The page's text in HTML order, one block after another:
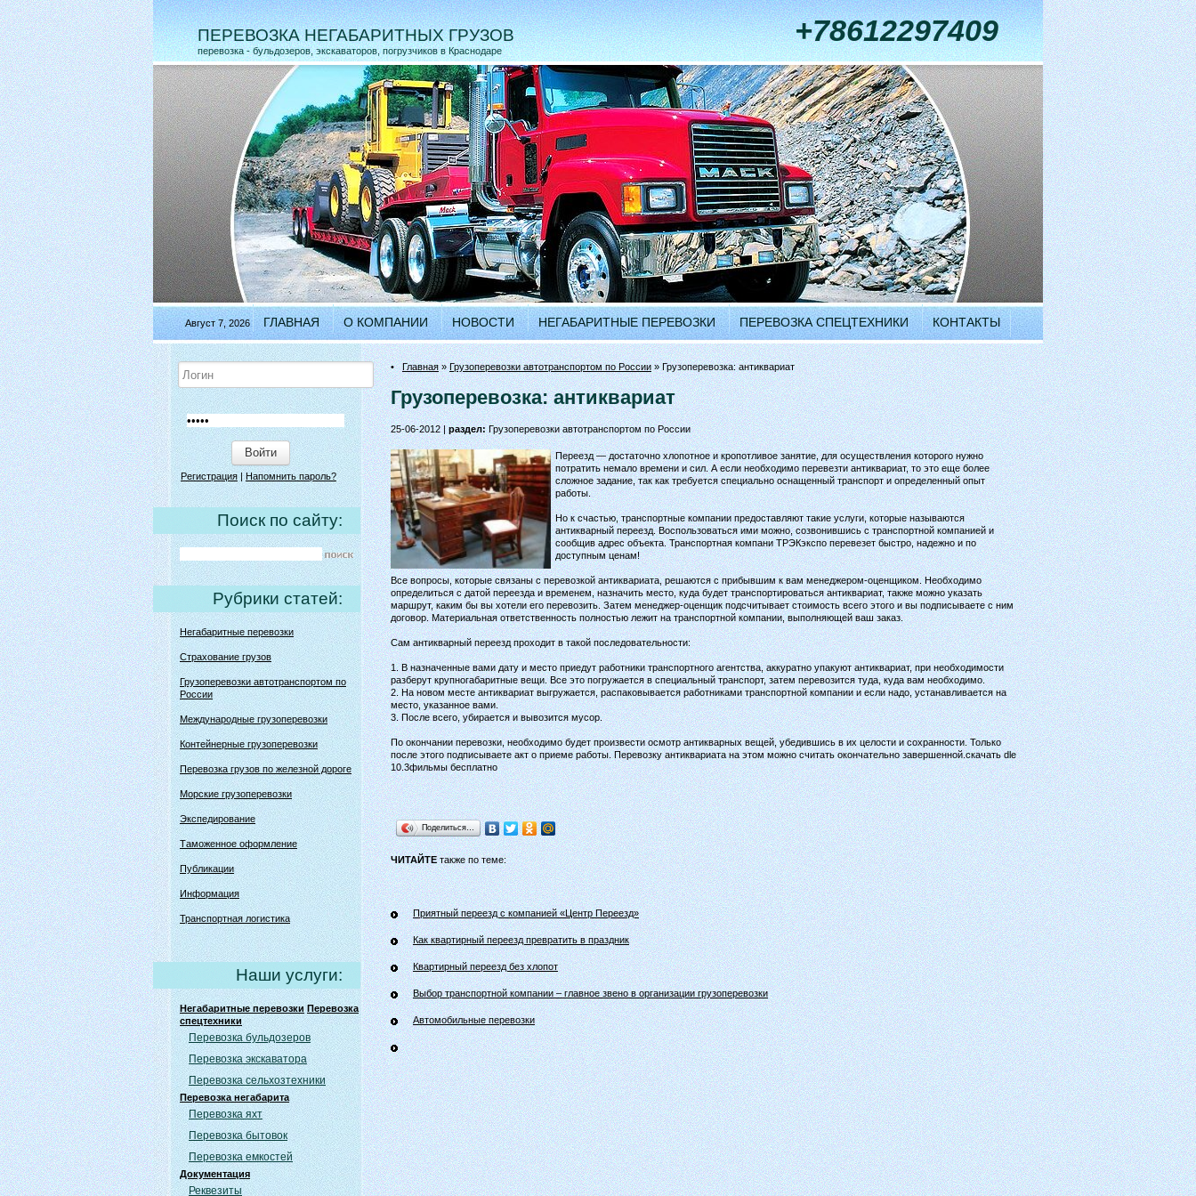
+78612297409
ПЕРЕВОЗКА НЕГАБАРИТНЫХ ГРУЗОВ
перевозка - бульдозеров, экскаваторов, погрузчиков в Краснодаре
Август 7, 2026 ГЛАВНАЯ О КОМПАНИИ НОВОСТИ НЕГАБАРИТНЫЕ ПЕРЕВОЗКИ ПЕРЕВОЗКА СПЕЦТЕХНИКИ КОНТАКТЫ
Войти
Регистрация|Напомнить пароль?
Поиск по сайту:
Рубрики статей:
Негабаритные перевозки
Страхование грузов
Грузоперевозки автотранспортом по
России
Международные грузоперевозки
Контейнерные грузоперевозки
Перевозка грузов по железной дороге
Морские грузоперевозки
Экспедирование
Таможенное оформление
Публикации
Информация
Транспортная логистика
Наши услуги:
Негабаритные перевозки Перевозка
спецтехники
Перевозка бульдозеров
Перевозка экскаватора
Перевозка сельхозтехники
Перевозка негабарита
Перевозка яхт
Перевозка бытовок
Перевозка емкостей
Документация
Реквезиты
•Главная»Грузоперевозки автотранспортом по России» Грузоперевозка: антиквариат
Грузоперевозка: антиквариат
25-06-2012 |раздел:Грузоперевозки автотранспортом по России
Переезд — достаточно хлопотное и кропотливое занятие, для осуществления которого нужно
потратить немало времени и сил. А если необходимо перевезти антиквариат, то это еще более
сложное задание, так как требуется специально оснащенный транспорт и определенный опыт
работы.
Но к счастью, транспортные компании предоставляют такие услуги, которые называются
антикварный переезд. Воспользоваться ими можно, созвонившись с транспортной компанией и
сообщив адрес объекта. Транспортная компани ТРЭКэкспо перевезет быстро, надежно и по
доступным ценам!
Все вопросы, которые связаны с перевозкой антиквариата, решаются с прибывшим к вам менеджером-оценщиком. Необходимо
определиться с датой переезда и временем, назначить место, куда будет транспортироваться антиквариат, также можно указать
маршрут, каким бы вы хотели его перевозить. Затем менеджер-оценщик подсчитывает стоимость всего этого и вы подписываете с ним
договор. Материальная ответственность полностью лежит на транспортной компании, выполняющей ваш заказ.
Сам антикварный переезд проходит в такой последовательности:
1. В назначенные вами дату и место приедут работники транспортного агентства, аккуратно упакуют антиквариат, при необходимости
разберут крупногабаритные вещи. Все это погружается в специальный транспорт, затем перевозится туда, куда вам необходимо.
2. На новом месте антиквариат выгружается, распаковывается работниками транспортной компании и если надо, устанавливается на
место, указанное вами.
3. После всего, убирается и вывозится мусор.
По окончании перевозки, необходимо будет произвести осмотр антикварных вещей, убедившись в их целости и сохранности. Только
после этого подписываете акт о приеме работы. Перевозку антиквариата на этом можно считать окончательно завершенной.скачать dle
10.3фильмы бесплатно
Поделиться…
ЧИТАЙТЕтакже по теме:
Приятный переезд с компанией «Центр Переезд»
Как квартирный переезд превратить в праздник
Квартирный переезд без хлопот
Выбор транспортной компании – главное звено в организации грузоперевозки
Автомобильные перевозки